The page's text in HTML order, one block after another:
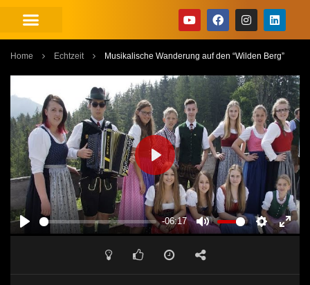
Home Echtzeit Musikalische Wanderung auf den “Wilden Berg”
PLAY
-06:17
MUTE SETTINGS
PLAY